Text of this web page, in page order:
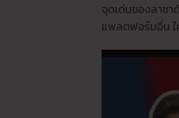
จุดเด่นของลาซ
แพลตฟอร์มอื่น ใ